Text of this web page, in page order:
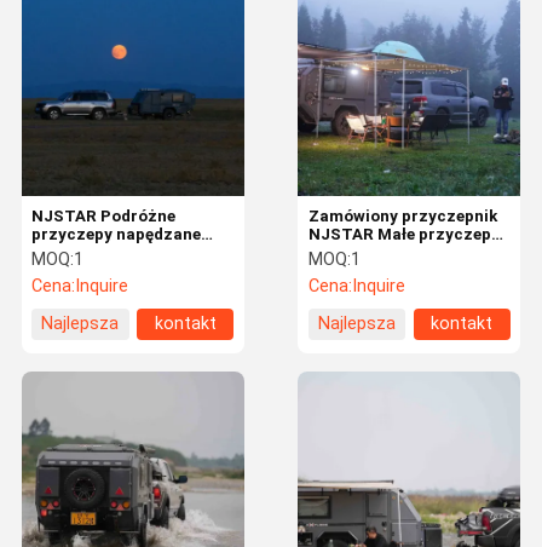
NJSTAR Podróżne
przyczepy napędzane
energią słoneczną Pop Up
Trudna podłoga
przyczepa kempingowa
MOQ:1
Cena: Inquire
Najlepsza
kontakt
Zamówiony przyczepnik
NJSTAR Małe przyczepy
z panelami słonecznymi
MOQ:1
Cena: Inquire
Najlepsza
kontakt